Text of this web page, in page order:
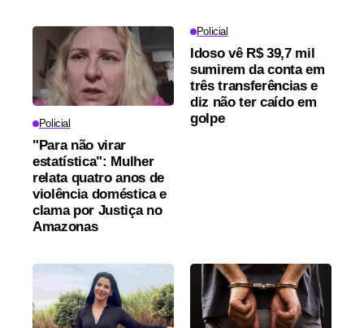
Policial
"Para não virar
estatística": Mulher
relata quatro anos de
violência doméstica e
clama por Justiça no
Amazonas
Policial
Idoso vê R$ 39,7 mil
sumirem da conta em
três transferências e
diz não ter caído em
golpe